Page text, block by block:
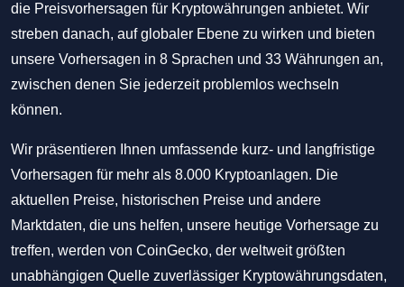
die Preisvorhersagen für Kryptowährungen anbietet. Wir
streben danach, auf globaler Ebene zu wirken und bieten
unsere Vorhersagen in 8 Sprachen und 33 Währungen an,
zwischen denen Sie jederzeit problemlos wechseln
können.
Wir präsentieren Ihnen umfassende kurz- und langfristige
Vorhersagen für mehr als 8.000 Kryptoanlagen. Die
aktuellen Preise, historischen Preise und andere
Marktdaten, die uns helfen, unsere heutige Vorhersage zu
treffen, werden von CoinGecko, der weltweit größten
unabhängigen Quelle zuverlässiger Kryptowährungsdaten,